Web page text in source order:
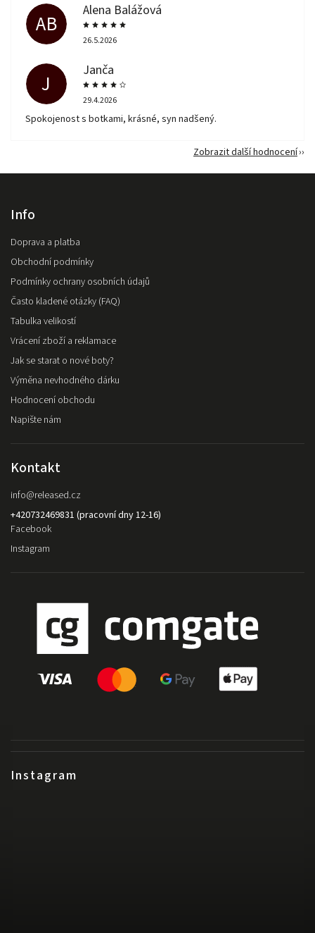
AB
Alena Balážová
26.5.2026
J
Janča
29.4.2026
Spokojenost s botkami, krásné, syn nadšený.
Zobrazit další hodnocení
Instagram
Info
Doprava a platba
Obchodní podmínky
Podmínky ochrany osobních údajů
Často kladené otázky (FAQ)
Tabulka velikostí
Vrácení zboží a reklamace
Jak se starat o nové boty?
Výměna nevhodného dárku
Hodnocení obchodu
Napište nám
Kontakt
info@released.cz
+420732469831 (pracovní dny 12-16)
Facebook
Instagram